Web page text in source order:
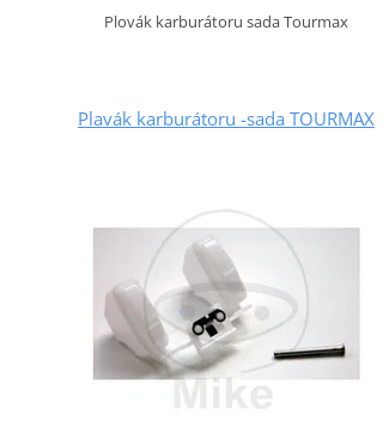
Plovák karburátoru sada Tourmax
Plavák karburátoru -sada TOURMAX